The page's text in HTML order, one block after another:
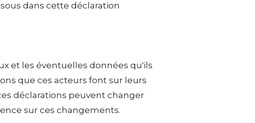
dans cette déclaration
et les éventuelles données qu'ils
que ces acteurs font sur leurs
déclarations peuvent changer
sur ces changements.